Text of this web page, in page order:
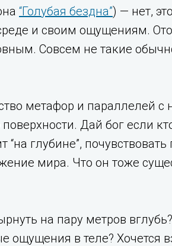
“Голубая бездна”) — нет,
и своим ощущениям.
Совсем не такие
метафор и параллелей
Дай бог если
“на глубине”,
мира. Что он тоже
на пару метров
в теле? Хочется